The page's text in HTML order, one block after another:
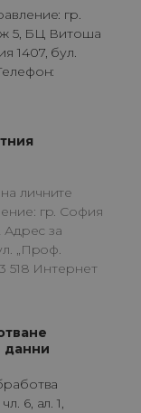
гр.
5, БЦ Витоша
1407, бул.
личните
гр. София
Адрес за
„Проф.
518 Интернет
данни
6, ал. 1,